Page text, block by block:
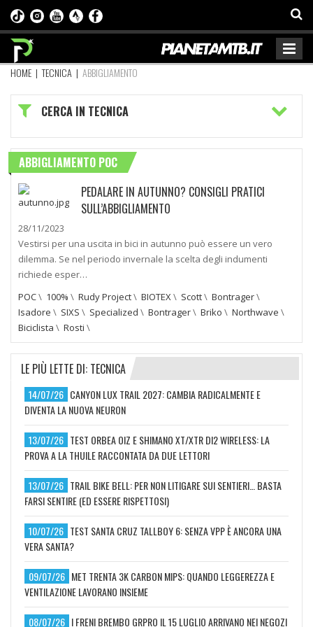
HOME |TECNICA | ABBIGLIAMENTO
CERCA IN TECNICA
ABBIGLIAMENTO POC
PEDALARE IN AUTUNNO? CONSIGLI PRATICI
SULL’ABBIGLIAMENTO
28/11/2023
Vestirsi per una uscita in bici in autunno può essere un vero
dilemma. Se nel periodo invernale la scelta degli indumenti
richiede esper…
POC\ 100% \ Rudy Project\ BIOTEX \ Scott\ Bontrager\
Isadore \ SIXS \ Specialized \ Bontrager\ Briko \ Northwave \
Biciclista \ Rosti \
LE PIÙ LETTE DI: TECNICA
14/07/26 CANYON LUX TRAIL 2027: CAMBIA RADICALMENTE E
DIVENTA LA NUOVA NEURON
13/07/26 TEST ORBEA OIZ E SHIMANO XT/XTR DI2 WIRELESS: LA
PROVA A LA THUILE RACCONTATA DA DUE LETTORI
13/07/26 TRAIL BIKE BELL: PER NON LITIGARE SUI SENTIERI… BASTA
FARSI SENTIRE (ED ESSERE RISPETTOSI)
10/07/26 TEST SANTA CRUZ TALLBOY 6: SENZA VPP È ANCORA UNA
VERA SANTA?
09/07/26 MET TRENTA 3K CARBON MIPS: QUANDO LEGGEREZZA E
VENTILAZIONE LAVORANO INSIEME
08/07/26 I FRENI BREMBO GRPRO IL 15 LUGLIO ARRIVANO NEI NEGOZI